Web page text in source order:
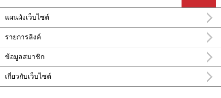
แผนผังเว็บไซต์
รายการลิงค์
ข้อมูลสมาชิก
เกี่ยวกับเว็บไซต์